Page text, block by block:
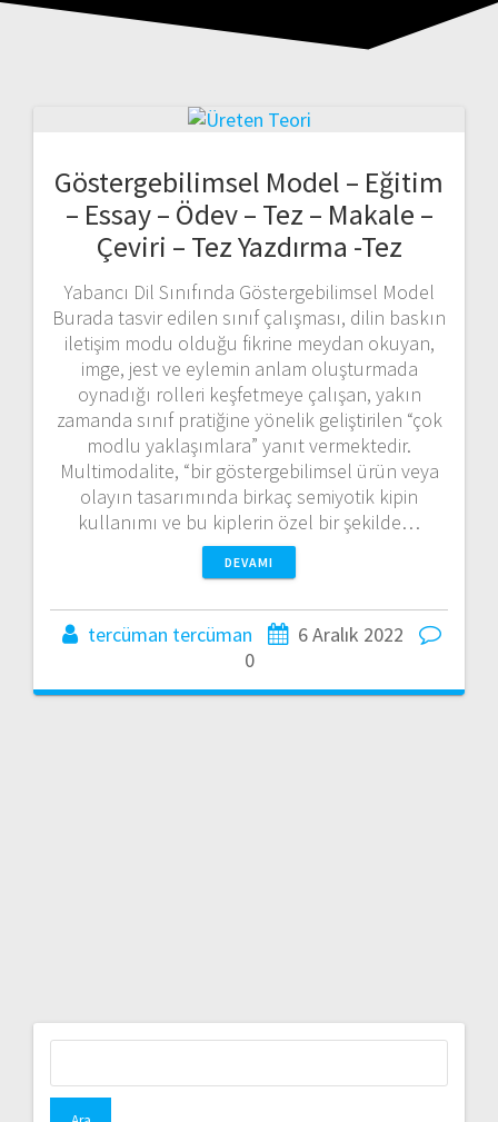
Göstergebilimsel Model – Eğitim
– Essay – Ödev – Tez – Makale –
Çeviri – Tez Yazdırma -Tez
Yabancı Dil Sınıfında Göstergebilimsel Model
Burada tasvir edilen sınıf çalışması, dilin baskın
iletişim modu olduğu fikrine meydan okuyan,
imge, jest ve eylemin anlam oluşturmada
oynadığı rolleri keşfetmeye çalışan, yakın
zamanda sınıf pratiğine yönelik geliştirilen “çok
modlu yaklaşımlara” yanıt vermektedir.
Multimodalite, “bir göstergebilimsel ürün veya
olayın tasarımında birkaç semiyotik kipin
kullanımı ve bu kiplerin özel bir şekilde…
DEVAMI
tercüman tercüman
6 Aralık 2022
0